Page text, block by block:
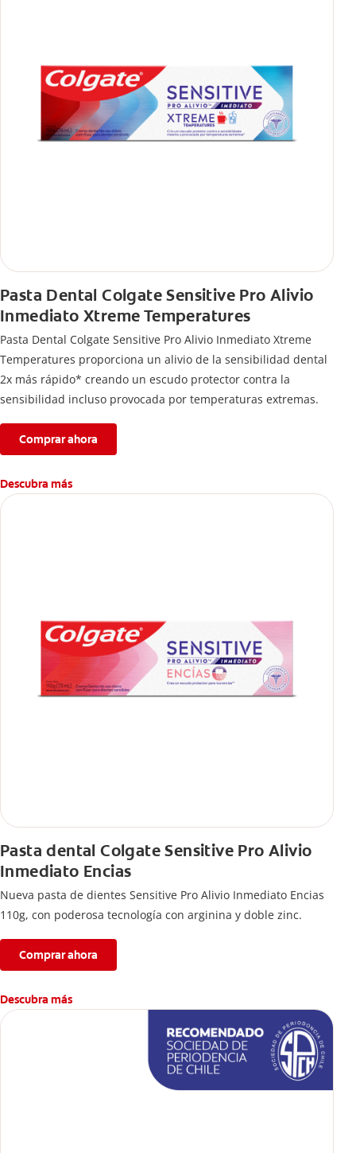
Pasta Dental Colgate Sensitive Pro Alivio
Inmediato Xtreme Temperatures
Pasta Dental Colgate Sensitive Pro Alivio Inmediato Xtreme
Temperatures proporciona un alivio de la sensibilidad dental
2x más rápido* creando un escudo protector contra la
sensibilidad incluso provocada por temperaturas extremas.
Comprar ahora
Descubra más
Pasta dental Colgate Sensitive Pro Alivio
Inmediato Encias
Nueva pasta de dientes Sensitive Pro Alivio Inmediato Encias
110g, con poderosa tecnología con arginina y doble zinc.
Comprar ahora
Descubra más